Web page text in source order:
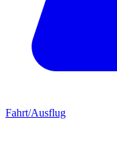
Fahrt/Ausflug